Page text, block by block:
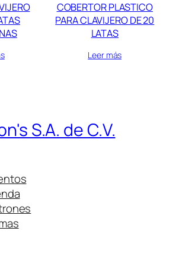
COBERTOR PLASTICO
PARA CLAVIJERO DE 20
LATAS
Leer más
S.A. de C.V.